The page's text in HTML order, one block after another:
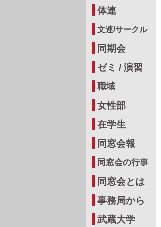
体連
文連/サークル
同期会
ゼミ / 演習
職域
女性部
在学生
同窓会報
同窓会の行事
同窓会とは
事務局から
武蔵大学